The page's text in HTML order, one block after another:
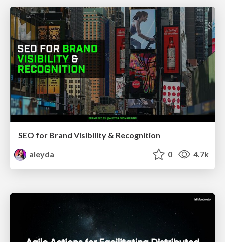
SEO for Brand Visibility & Recognition
aleyda
0 4.7k